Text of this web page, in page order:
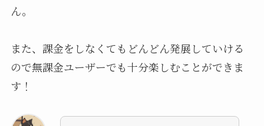
ん。
また、課金をしなくてもどんどん発展していける
ので無課金ユーザーでも十分楽しむことができま
す！